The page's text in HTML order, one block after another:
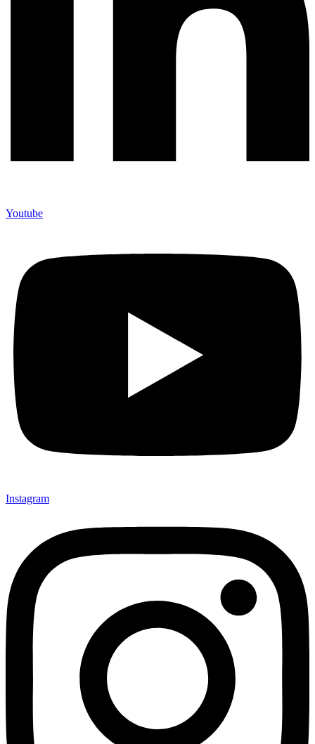
Youtube
Instagram